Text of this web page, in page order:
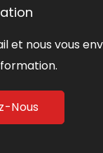
et nous vous
Nous